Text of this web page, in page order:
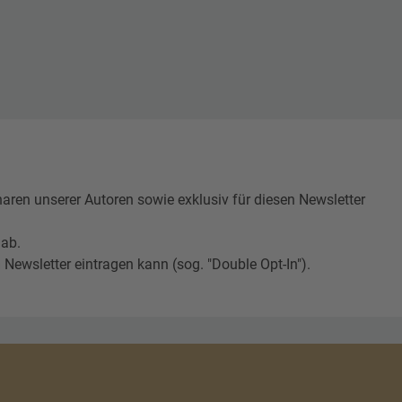
unserer Autoren sowie exklusiv für diesen Newsletter
eintragen kann (sog. "Double Opt-In").